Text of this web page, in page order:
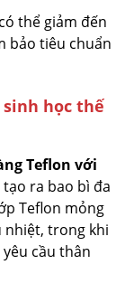
thể giảm đến
bảo tiêu chuẩn
học thế
Teflon với
tạo ra bao bì đa
Teflon mỏng
nhiệt, trong khi
cầu thân